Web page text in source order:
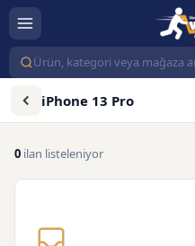
iPhone 13 Pro
0 ilan listeleniyor